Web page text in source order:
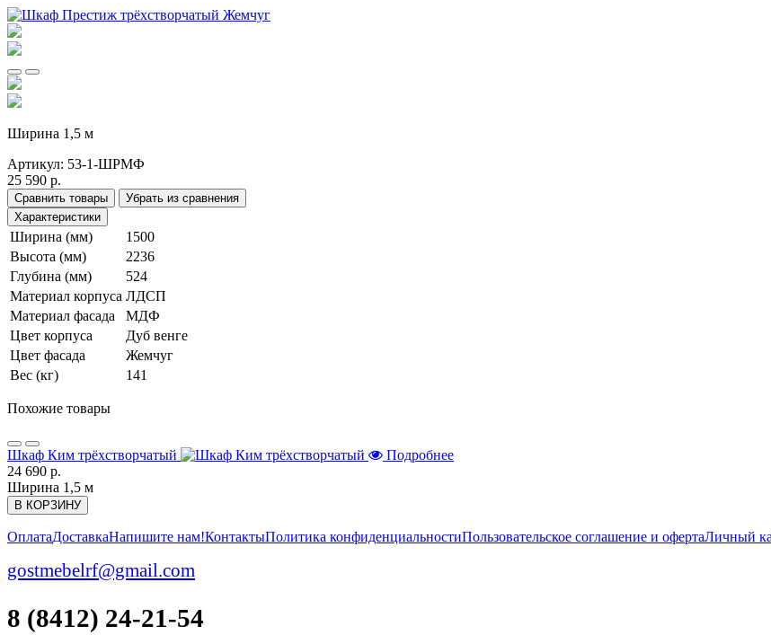
Ширина 1,5 м
Артикул: 53-1-ШРМФ
25 590 р.
Сравнить товары
Убрать из сравнения
Характеристики
Ширина (мм)
1500
Высота (мм)
2236
Глубина (мм)
524
Материал корпуса ЛДСП
Материал фасада
МДФ
Цвет корпуса
Дуб венге
Цвет фасада
Жемчуг
Вес (кг)
141
Похожие товары
Шкаф Ким трёхстворчатый
Подробнее
24 690 р.
Ширина 1,5 м
В КОРЗИНУ
ОплатаДоставкаНапишите нам!КонтактыПолитика конфиденциальностиПользовательское соглашение и офертаЛичный
gostmebelrf@gmail.com
8 (8412) 24-21-54